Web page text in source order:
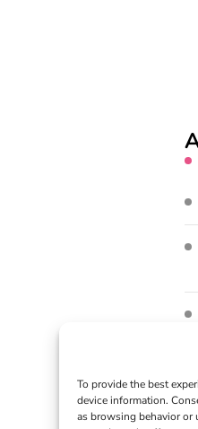
To provide the best
device information.
as browsing behavior